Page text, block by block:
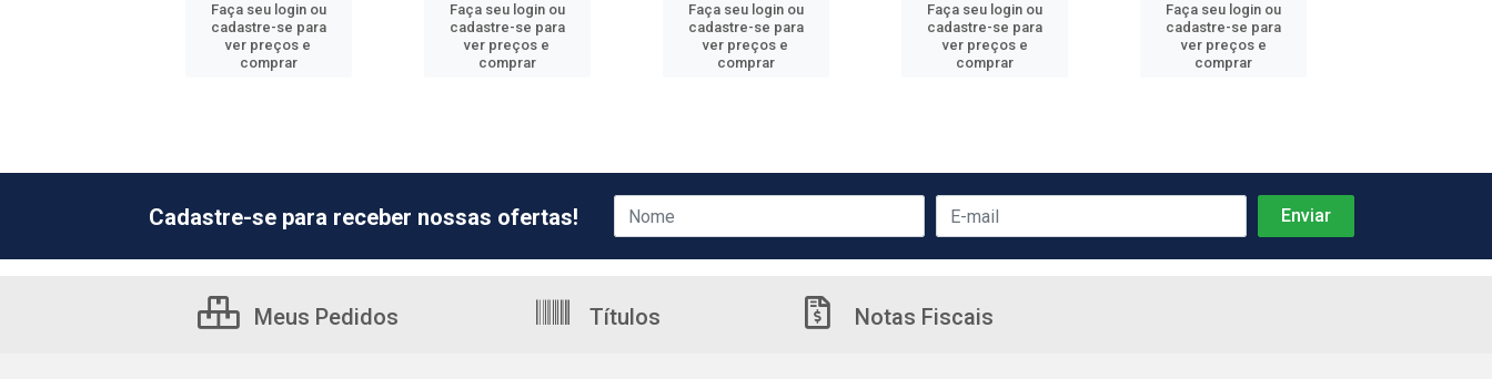
Faça seu login ou
cadastre-se para
ver preços e
comprar
Faça seu login ou
cadastre-se para
ver preços e
comprar
Faça seu login ou
cadastre-se para
ver preços e
comprar
Faça seu login ou
cadastre-se para
ver preços e
comprar
Faça seu login ou
cadastre-se para
ver preços e
comprar
Cadastre-se para receber nossas ofertas!
Meus Pedidos Títulos Notas Fiscais